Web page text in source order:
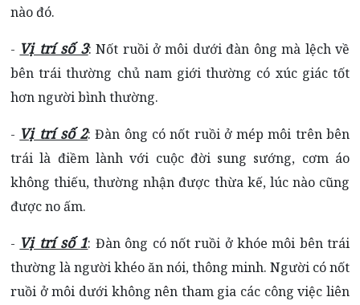
nào đó.
- Vị trí số 3: Nốt ruồi ở môi dưới đàn ông mà lệch về
bên trái thường chủ nam giới thường có xúc giác tốt
hơn người bình thường.
- Vị trí số 2: Đàn ông có nốt ruồi ở mép môi trên bên
trái là điềm lành với cuộc đời sung sướng, cơm áo
không thiếu, thường nhận được thừa kế, lúc nào cũng
được no ấm.
- Vị trí số 1: Đàn ông có nốt ruồi ở khóe môi bên trái
thường là người khéo ăn nói, thông minh. Người có nốt
ruồi ở môi dưới không nên tham gia các công việc liên